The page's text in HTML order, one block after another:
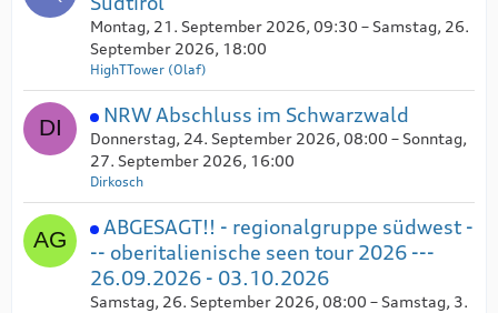
Montag, 21. September 2026, 09:30 – Samstag, 26.
September 2026, 18:00
HighTTower (Olaf)
NRW Abschluss im Schwarzwald
Donnerstag, 24. September 2026, 08:00 – Sonntag,
27. September 2026, 16:00
Dirkosch
ABGESAGT!! - regionalgruppe südwest -
-- oberitalienische seen tour 2026 ---
26.09.2026 - 03.10.2026
Samstag, 26. September 2026, 08:00 – Samstag, 3.